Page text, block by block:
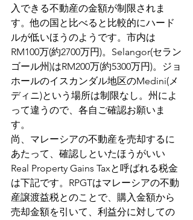
入できる不動産の金額が制限されま
す。他の国と比べると比較的にハード
ルが低いほうのようです。市内は
RM100万(約2700万円)。Selangor(セラン
ゴール州)はRM200万(約5300万円)。ジョ
ホールのイスカンダル地区のMedini(メ
ディニ)という場所は制限なし。州によ
って違うので、各自ご確認お願いま
す。
尚、マレーシアの不動産を売却するに
あたって、確認しといたほうがいい
Real Property Gains Taxと呼ばれる税金
は下記です。RPGTはマレーシアの不動
産譲渡益税とのことで、購入金額から
売却金額を引いて、利益分に対しての